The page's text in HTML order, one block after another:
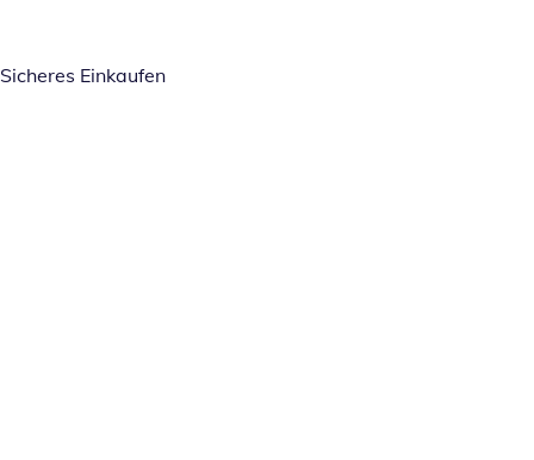
Sicheres Einkaufen